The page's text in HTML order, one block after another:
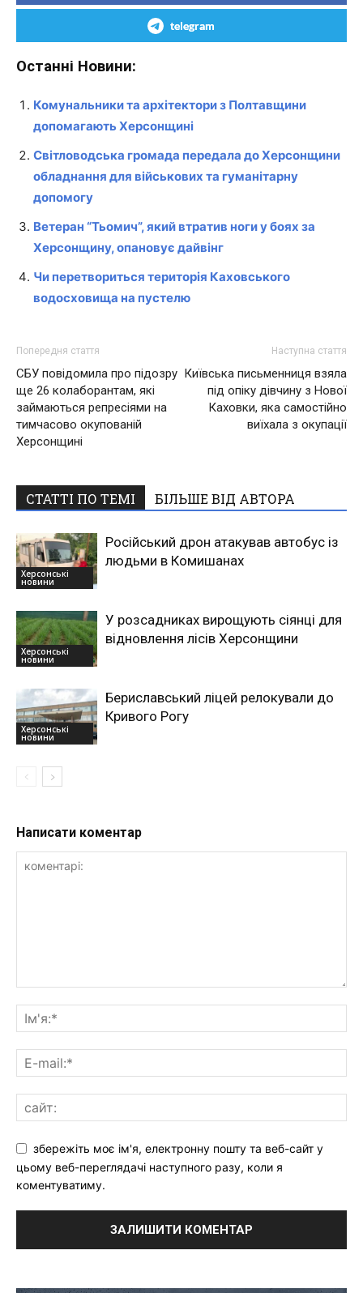
telegram
Останні Новини:
Комунальники та архітектори з Полтавщини
допомагають Херсонщині
Світловодська громада передала до Херсонщини
обладнання для військових та гуманітарну
допомогу
Ветеран “Тьомич”, який втратив ноги у боях за
Херсонщину, опановує дайвінг
Чи перетвориться територія Каховського
водосховища на пустелю
Попередня стаття
СБУ повідомила про підозру
ще 26 колаборантам, які
займаються репресіями на
тимчасово окупованій
Херсонщині
Наступна стаття
Київська письменниця взяла
під опіку дівчину з Нової
Каховки, яка самостійно
виїхала з окупації
СТАТТІ ПО ТЕМІ БІЛЬШЕ ВІД АВТОРА
Херсонські
новини
Російський дрон атакував автобус із
людьми в Комишанах
Херсонські
новини
У розсадниках вирощують сіянці для
відновлення лісів Херсонщини
Херсонські
новини
Бериславський ліцей релокували до
Кривого Рогу
Написати коментар
збережіть моє ім'я, електронну пошту та веб-сайт у
цьому веб-переглядачі наступного разу, коли я
коментуватиму.